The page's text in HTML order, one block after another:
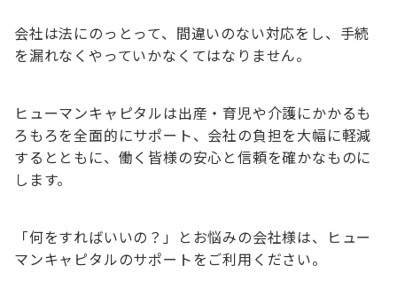
会社は法にのっとって、間違いのない対応をし、手続
を漏れなくやっていかなくてはなりません。
ヒューマンキャピタルは出産・育児や介護にかかるも
ろもろを全面的にサポート、会社の負担を大幅に軽減
するとともに、働く皆様の安心と信頼を確かなものに
します。
「何をすればいいの？」とお悩みの会社様は、ヒュー
マンキャピタルのサポートをご利用ください。